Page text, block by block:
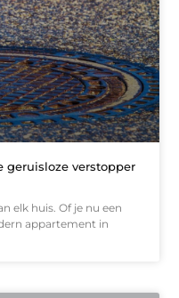
geruisloze verstopper
elk huis. Of je nu een
appartement in